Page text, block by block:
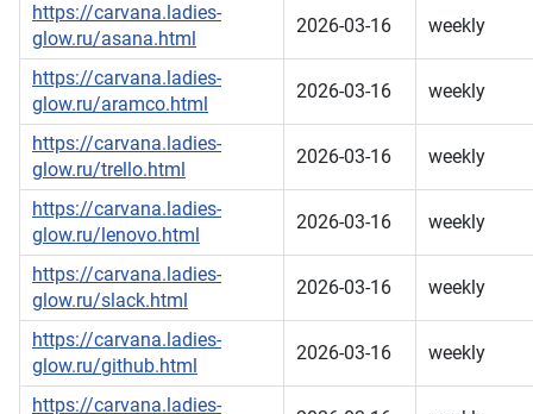
https://carvana.ladies-
glow.ru/asana.html
2026-03-16 weekly
https://carvana.ladies-
glow.ru/aramco.html
2026-03-16 weekly
https://carvana.ladies-
glow.ru/trello.html
2026-03-16 weekly
https://carvana.ladies-
glow.ru/lenovo.html
2026-03-16 weekly
https://carvana.ladies-
glow.ru/slack.html
2026-03-16 weekly
https://carvana.ladies-
glow.ru/github.html
2026-03-16 weekly
https://carvana.ladies-